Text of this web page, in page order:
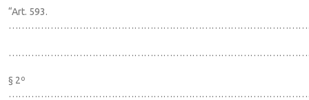
“Art. 593.
§ 2º